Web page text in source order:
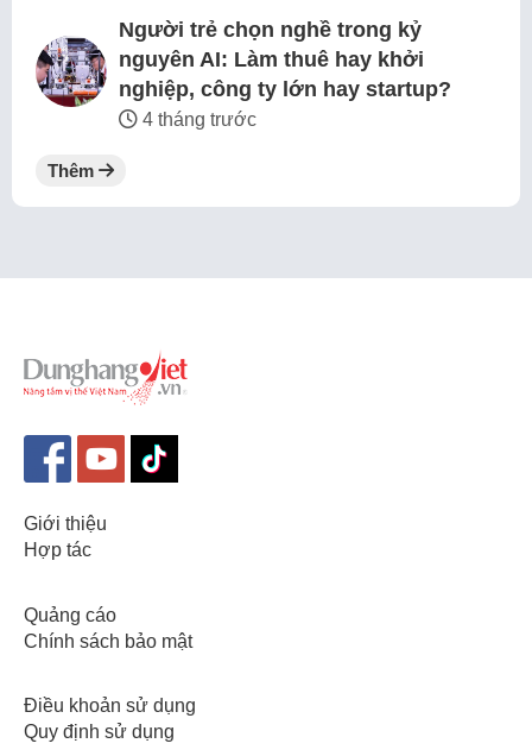
Người trẻ chọn nghề trong kỷ
nguyên AI: Làm thuê hay khởi
nghiệp, công ty lớn hay startup?
4 tháng trước
Thêm
Giới thiệu
Hợp tác
Quảng cáo
Chính sách bảo mật
Điều khoản sử dụng
Quy định sử dụng